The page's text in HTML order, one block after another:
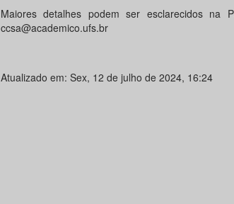
Maiores detalhes podem ser esclarecidos na
ccsa@academico.ufs.br
Atualizado em: Sex, 12 de julho de 2024, 16:24